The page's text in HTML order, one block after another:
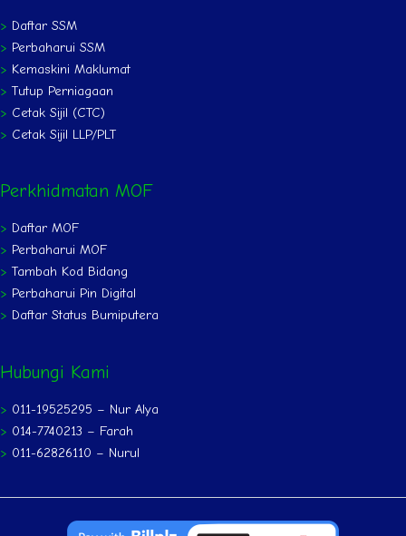
> Daftar SSM
> Perbaharui SSM
> Kemaskini Maklumat
> Tutup Perniagaan
> Cetak Sijil (CTC)
> Cetak Sijil LLP/PLT
Perkhidmatan MOF
> Daftar MOF
> Perbaharui MOF
> Tambah Kod Bidang
> Perbaharui Pin Digital
> Daftar Status Bumiputera
Hubungi Kami
> 011-19525295 – Nur Alya
> 014-7740213 – Farah
> 011-62826110 – Nurul